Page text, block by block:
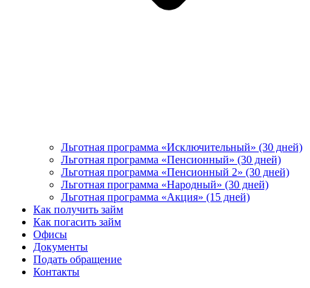
Льготная программа «Исключительный» (30 дней)
Льготная программа «Пенсионный» (30 дней)
Льготная программа «Пенсионный 2» (30 дней)
Льготная программа «Народный» (30 дней)
Льготная программа «Акция» (15 дней)
Как получить займ
Как погасить займ
Офисы
Документы
Подать обращение
Контакты